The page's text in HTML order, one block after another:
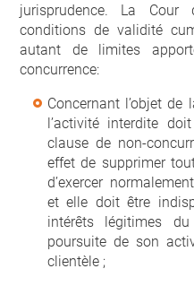
jurisprudence. La
conditions de validité
autant de limites
concurrence:
Concernant l’objet de
l’activité interdite
clause de non-
effet de supprimer
d’exercer
et elle doit être
intérêts légitimes
poursuite de son
clientèle ;